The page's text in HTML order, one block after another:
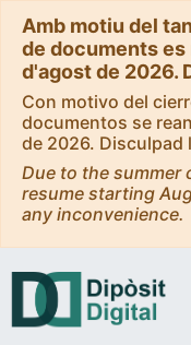
Amb motiu del
de documents es
d'agost de 2026.
Con motivo del
documentos se
de 2026. Disculpad
Due to the summer
resume starting
any inconvenience.